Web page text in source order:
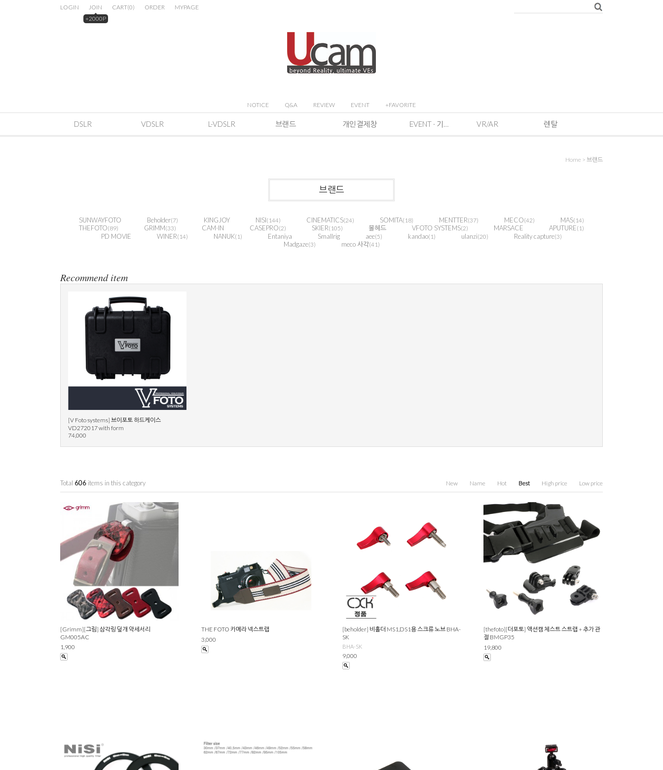
LOGIN
JOIN
+2000P
CART(0) ORDER MYPAGE
NOTICE Q&A REVIEW EVENT +FAVORITE
DSLR VDSLR L-VDSLR 브랜드 개인결제창 EVENT · 기획전 및 이벤트 VR/AR 렌탈
Home > 브랜드
브랜드
SUNWAYFOTO Beholder(7) KINGJOY NISI(144) CINEMATICS(24) SOMITA(18) MENTTER(37) MECO(42) MAS(14)
THEFOTO(89) GRIMM(33) CAM-IN CASEPRO(2) SKIER(105) 볼헤드 VFOTO SYSTEMS(2) MARSACE APUTURE(1)
PD MOVIE WINER(14) NANUK(1) Entaniya Smallrig aee(5) kandao(1) ulanzi(20) Reality capture(3)
Madgaze(3) meco 사각(41)
Recommend item
[V Foto systems] 브이포토 하드케이스
VD272017 with form
74,000
Total 606 items in this category New Name Hot Best High price Low price
[Grimm][그림] 삼각링 덮개 악세서리
GM005AC
1,900
THE FOTO 카메라 넥스트랩
3,000
[beholder] 비홀더 MS1,DS1용 스크류 노브 BHA-
SK
BHA-SK
9,000
[thefoto][더포토] 액션캠 체스트 스트랩 + 추가 관
절 BMGP35
19,800